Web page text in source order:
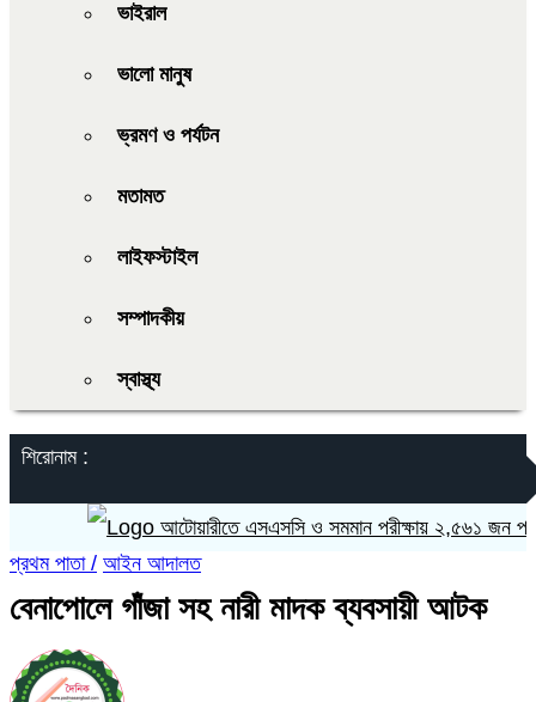
ভাইরাল
ভালো মানুষ
ভ্রমণ ও পর্যটন
মতামত
লাইফস্টাইল
সম্পাদকীয়
স্বাস্থ্য
শিরোনাম :
আটোয়ারীতে এসএসসি ও সমমান পরীক্ষায় ২,৫৬১ জন
প্রথম পাতা / আইন আদালত
বেনাপোলে গাঁজা সহ নারী মাদক ব্যবসায়ী আটক